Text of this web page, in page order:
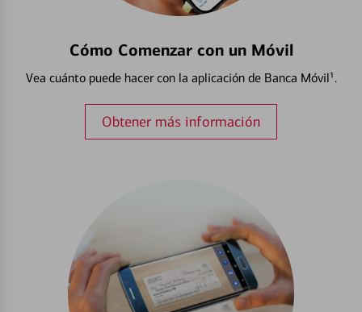
Cómo Comenzar con un Móvil
Vea cuánto puede hacer con la aplicación de Banca Móvil¹.
Obtener más información